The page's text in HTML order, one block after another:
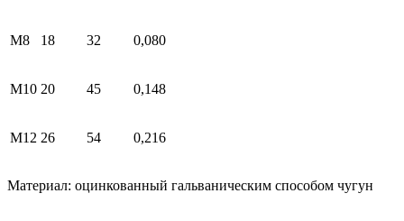
М8 18 32 0,080
M10 20 45 0,148
М12 26 54 0,216
Материал: оцинкованный гальваническим способом чугун